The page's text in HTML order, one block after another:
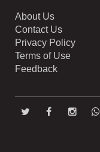
About Us
Contact Us
Privacy Policy
Terms of Use
Feedback